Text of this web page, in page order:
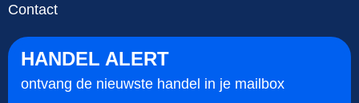
Contact
HANDEL ALERT
ontvang de nieuwste handel in je mailbox